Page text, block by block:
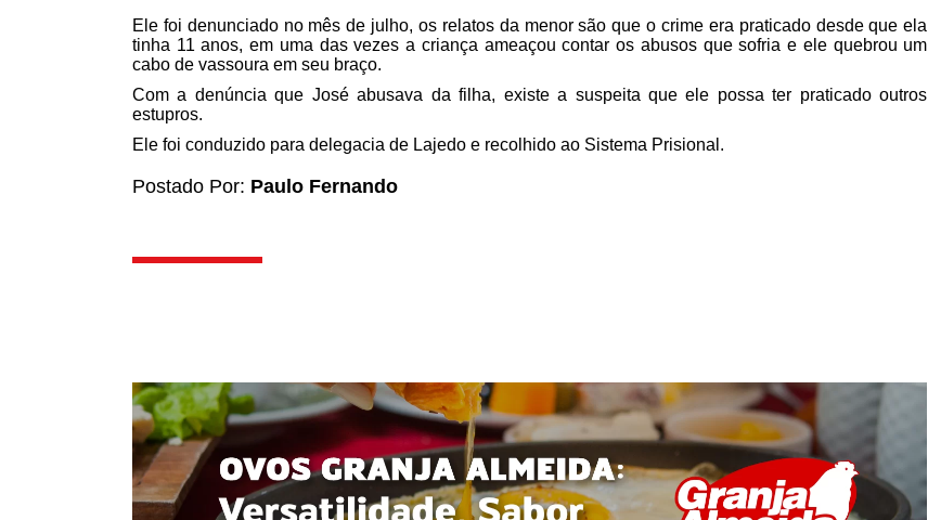
Ele foi denunciado no mês de julho, os relatos da menor são que o crime era praticado desde que ela
tinha 11 anos, em uma das vezes a criança ameaçou contar os abusos que sofria e ele quebrou um
cabo de vassoura em seu braço.
Com a denúncia que José abusava da filha, existe a suspeita que ele possa ter praticado outros
estupros.
Ele foi conduzido para delegacia de Lajedo e recolhido ao Sistema Prisional.
Postado Por: Paulo Fernando